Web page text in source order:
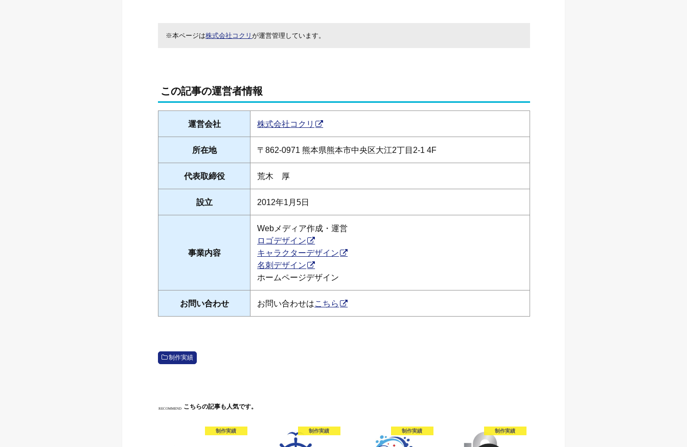
※本ページは株式会社コクリ が運営管理しています。
この記事の運営者情報
運営会社 株式会社コクリ
所在地 〒862-0971 熊本県熊本市中央区大江2丁目2-1 4F
代表取締役 荒木 厚
設立 2012年1月5日
事業内容
Webメディア作成・運営
ロゴデザイン
キャラクターデザイン
名刺デザイン
ホームページデザイン
お問い合わせ お問い合わせはこちら
制作実績
RECOMMEND こちらの記事も人気です。
制作実績 制作実績 制作実績 制作実績